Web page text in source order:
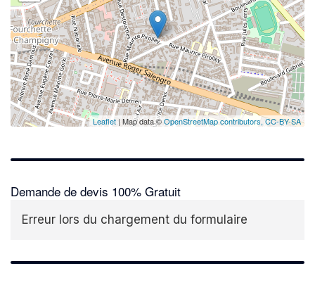
Leaflet | Map data ©OpenStreetMap contributors,CC-BY-SA
Demande de devis 100% Gratuit
Erreur lors du chargement du formulaire